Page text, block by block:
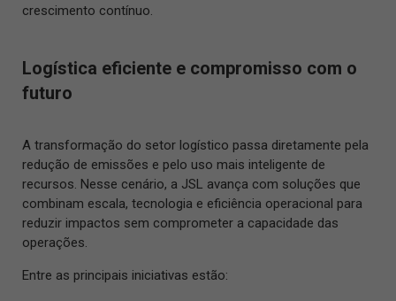
crescimento contínuo.
Logística eficiente e compromisso com o
futuro
A transformação do setor logístico passa diretamente pela
redução de emissões e pelo uso mais inteligente de
recursos. Nesse cenário, a JSL avança com soluções que
combinam escala, tecnologia e eficiência operacional para
reduzir impactos sem comprometer a capacidade das
operações.
Entre as principais iniciativas estão: